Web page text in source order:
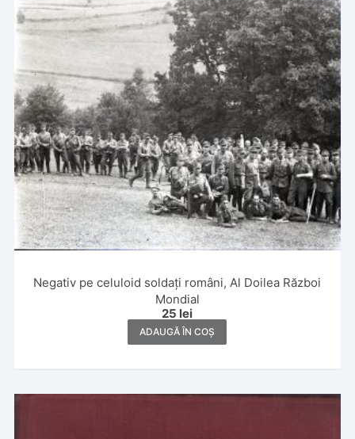
Negativ pe celuloid soldați români, Al Doilea Război
Mondial
25 lei
ADAUGĂ ÎN COȘ